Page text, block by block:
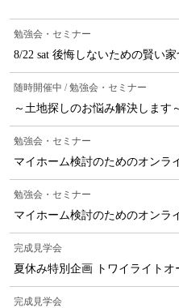
勉強会・セミナー
8/22 sat 後悔しないための賢い
随時開催中 / 勉強会・セミナー
～土地探しのお悩み解決します
勉強会・セミナー
マイホーム検討のためのオンラ
勉強会・セミナー
マイホーム検討のためのオンラ
完成見学会
夏休み特別企画 トワイライトオ
完成見学会